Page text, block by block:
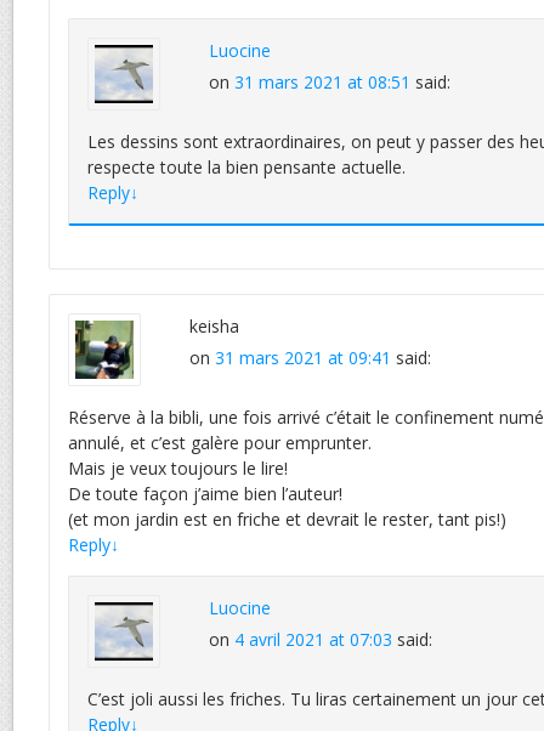
Luocine
on 31 mars 2021 at 08:51 said:
Les dessins sont extraordinaires, on peut y passer des
respecte toute la bien pensante actuelle.
Reply↓
keisha
on 31 mars 2021 at 09:41 said:
Réserve à la bibli, une fois arrivé c’était le confinement
annulé, et c’est galère pour emprunter.
Mais je veux toujours le lire!
De toute façon j’aime bien l’auteur!
(et mon jardin est en friche et devrait le rester, tant pis!)
Reply↓
Luocine
on 4 avril 2021 at 07:03 said:
C’est joli aussi les friches. Tu liras certainement un jour
Reply↓